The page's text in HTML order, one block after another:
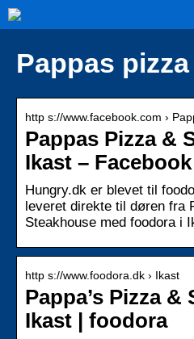
Pappas
http s://www.facebook.com ›
Pappas Pizza &
Ikast – Facebook
Hungry.dk er blevet til
leveret direkte til døren fra
Steakhouse med foodora i
http s://www.foodora.dk › Ikast
Pappa’s Pizza &
Ikast | foodora